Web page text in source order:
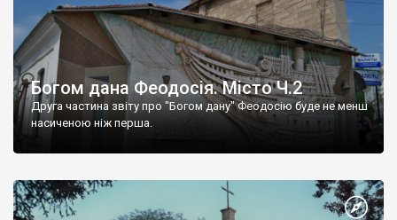
Богом дана Феодосія. Місто Ч.2
Друга частина звіту про "Богом дану" Феодосію буде не менш
насиченою ніж перша.